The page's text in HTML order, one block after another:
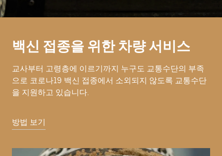
백신 접종을 위한 차량 서비스
교사부터 고령층에 이르기까지 누구도 교통수단의 부족
으로 코로나19 백신 접종에서 소외되지 않도록 교통수단
을 지원하고 있습니다.
방법 보기